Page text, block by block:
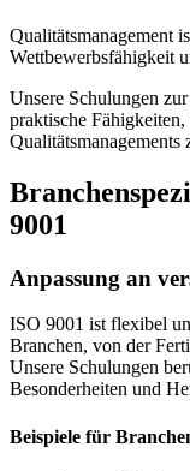
Qualitätsmanagement
Wettbewerbsfähigkeit
Unsere Schulungen
praktische
Qualitätsmanagements
9001
Anpassung an
ISO 9001 ist flexibel
Branchen, von der
Unsere Schulungen
Besonderheiten und
Beispiele für